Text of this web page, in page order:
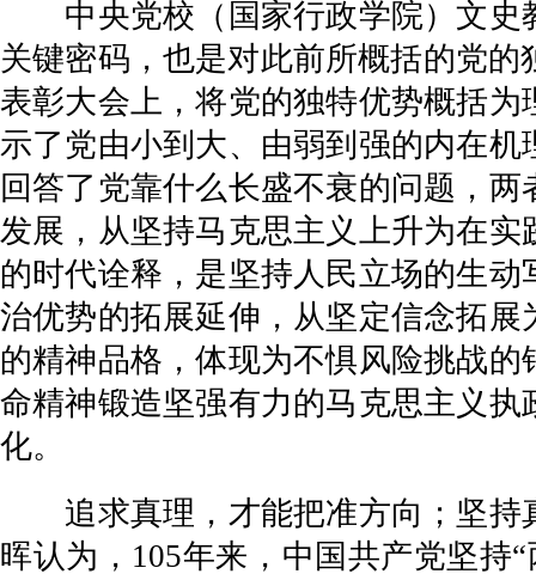
中央党校（国家行政学院）文史
关键密码，也是对此前所概括的党
表彰大会上，将党的独特优势概括
示了党由小到大、由弱到强的内在
回答了党靠什么长盛不衰的问题，
发展，从坚持马克思主义上升为在
的时代诠释，是坚持人民立场的生
治优势的拓展延伸，从坚定信念拓
的精神品格，体现为不惧风险挑战
命精神锻造坚强有力的马克思主义
化。
追求真理，才能把准方向；坚持
晖认为，105年来，中国共产党坚持